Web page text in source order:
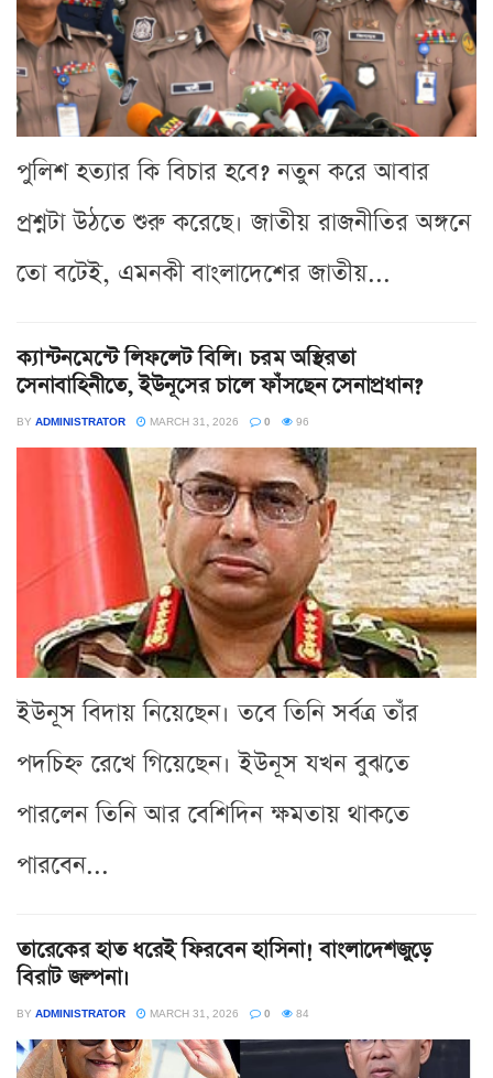
পুলিশ হত্যার কি বিচার হবে? নতুন করে আবার
প্রশ্নটা উঠতে শুরু করেছে। জাতীয় রাজনীতির অঙ্গনে
তো বটেই, এমনকী বাংলাদেশের জাতীয়...
ক্যান্টনমেন্টে লিফলেট বিলি। চরম অস্থিরতা
সেনাবাহিনীতে, ইউনূসের চালে ফাঁসছেন সেনাপ্রধান?
BY ADMINISTRATOR MARCH 31, 2026 0 96
ইউনূস বিদায় নিয়েছেন। তবে তিনি সর্বত্র তাঁর
পদচিহ্ন রেখে গিয়েছেন। ইউনূস যখন বুঝতে
পারলেন তিনি আর বেশিদিন ক্ষমতায় থাকতে
পারবেন...
তারেকের হাত ধরেই ফিরবেন হাসিনা! বাংলাদেশজুড়ে
বিরাট জল্পনা।
BY ADMINISTRATOR MARCH 31, 2026 0 84